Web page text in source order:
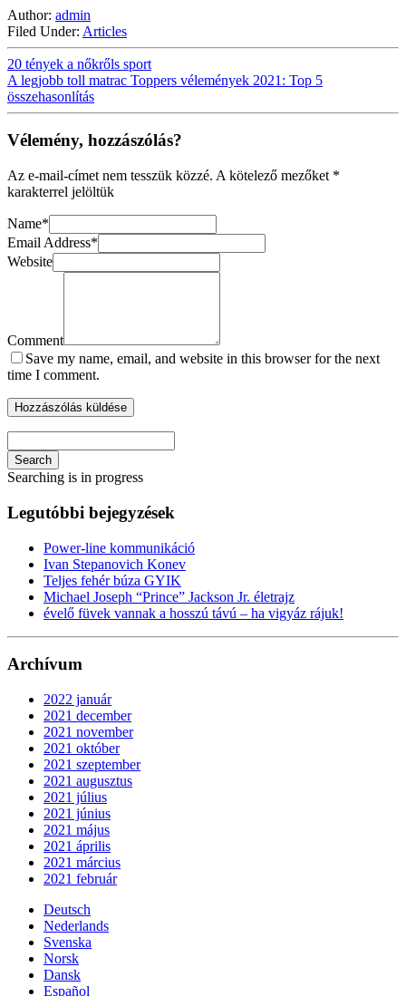
Author: admin
Filed Under: Articles
20 tények a nőkrőls sport
A legjobb toll matrac Toppers vélemények 2021: Top 5
összehasonlítás
Vélemény, hozzászólás?
Az e-mail-címet nem tesszük közzé. A kötelező mezőket *
karakterrel jelöltük
Name*
Email Address*
Website
Comment
Save my name, email, and website in this browser for the next
time I comment.
Search
Searching is in progress
Legutóbbi bejegyzések
Power-line kommunikáció
Ivan Stepanovich Konev
Teljes fehér búza GYIK
Michael Joseph “Prince” Jackson Jr. életrajz
évelő füvek vannak a hosszú távú – ha vigyáz rájuk!
Archívum
2022 január
2021 december
2021 november
2021 október
2021 szeptember
2021 augusztus
2021 július
2021 június
2021 május
2021 április
2021 március
2021 február
Deutsch
Nederlands
Svenska
Norsk
Dansk
Español